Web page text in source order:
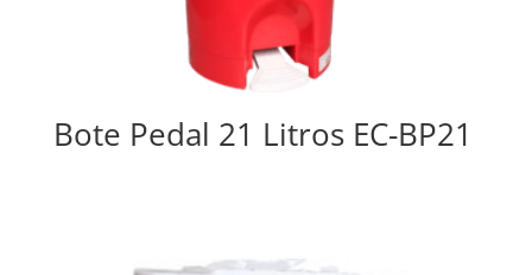
Bote Pedal 21 Litros EC-BP21